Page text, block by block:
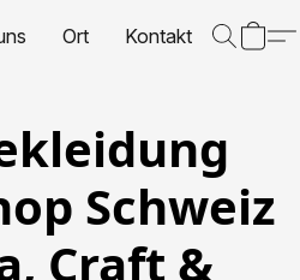
Ort Kontakt
Schweiz
Craft &